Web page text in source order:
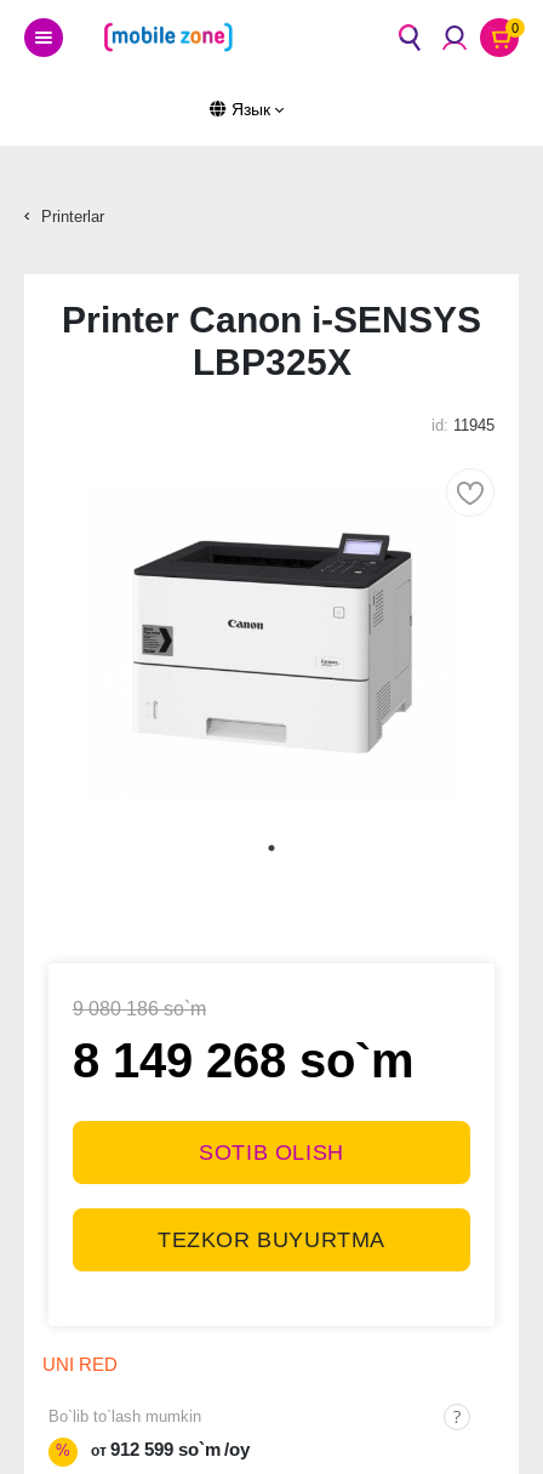
0
Язык
Printerlar
Printer Canon i-SENSYS
LBP325X
id: 11945
9 080 186 so`m
8 149 268 so`m
SOTIB OLISH
TEZKOR BUYURTMA
UNI RED
Bo`lib to`lash mumkin
%
от 912 599 so`m/oy